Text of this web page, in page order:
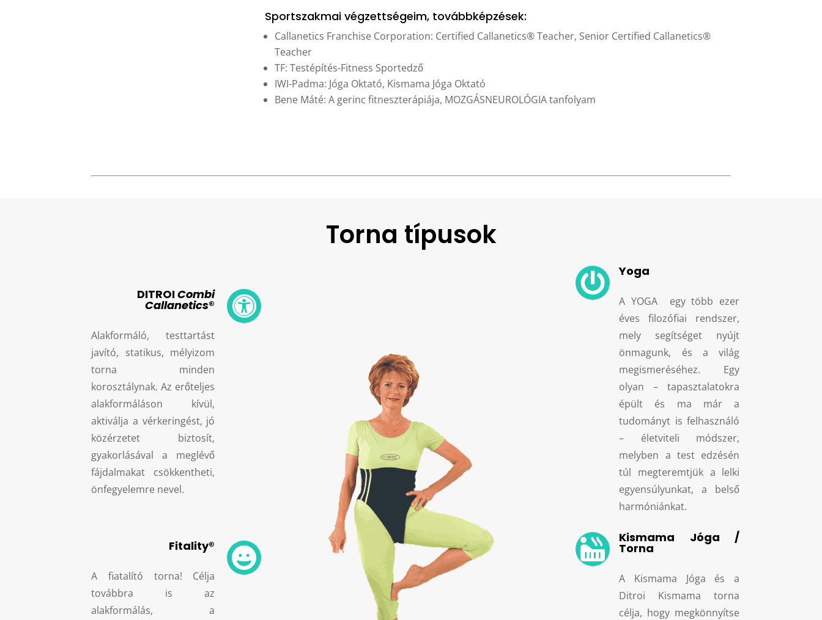
Sportszakmai végzettségeim, továbbképzések:
Callanetics Franchise Corporation: Certified Callanetics® Teacher, Senior Certified Callanetics®
Teacher
TF: Testépítés-Fitness Sportedző
IWI-Padma: Jóga Oktató, Kismama Jóga Oktató
Bene Máté:A gerinc fitneszterápiája, MOZGÁSNEUROLÓGIA tanfolyam
Torna típusok

DITROICombi
Callanetics®
Alakformáló, testtartást
javító, statikus, mélyizom
torna minden
korosztálynak. Az erőteljes
alakformáláson kívül,
aktiválja a vérkeringést, jó
közérzetet biztosít,
gyakorlásával a meglévő
fájdalmakat csökkentheti,
önfegyelemre nevel.

Fitality®
A fiatalító torna! Célja
továbbra is az
alakformálás, a
 Yoga
A YOGA egy több ezer
éves filozófiai rendszer,
mely segítséget nyújt
önmagunk, és a világ
megismeréséhez. Egy
olyan – tapasztalatokra
épült és ma már a
tudományt is felhasználó
– életviteli módszer,
melyben a test edzésén
túl megteremtjük a lelki
egyensúlyunkat, a belső
harmóniánkat.
 Kismama Jóga /
Torna
A Kismama Jóga és a
Ditroi Kismama torna
célja, hogy megkönnyítse